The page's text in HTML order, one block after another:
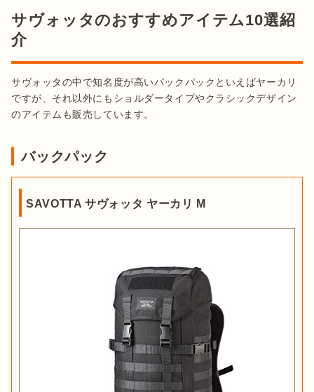
サヴォッタのおすすめアイテム10選紹
介
サヴォッタの中で知名度が高いバックパックといえばヤーカリ
ですが、それ以外にもショルダータイプやクラシックデザイン
のアイテムも販売しています。
バックパック
SAVOTTA サヴォッタ ヤーカリ M